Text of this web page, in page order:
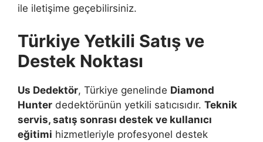
ile iletişime geçebilirsiniz.
Türkiye Yetkili Satış ve
Destek Noktası
Us Dedektör, Türkiye genelinde Diamond
Hunter dedektörünün yetkili satıcısıdır. Teknik
servis, satış sonrası destek ve kullanıcı
eğitimi hizmetleriyle profesyonel destek